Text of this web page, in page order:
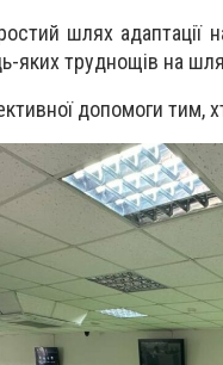
шлях
яких труднощів на
допомоги тим,